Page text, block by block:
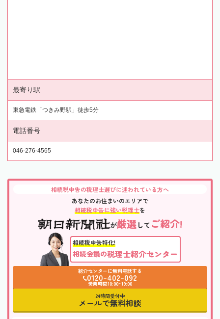
最寄り駅
東急電鉄「つきみ野駅」徒歩5分
電話番号
046-276-4565
相続税申告の税理士選びに迷われている方へ
あなたのお住まいのエリアで
相続税申告に強い税理士を
が厳選して ご紹介!
相続税申告特化!
相続会議の税理士紹介センター
紹介センターに無料電話する
0120-402-092
営業時間10:00~19:00
24時間受付中
メールで無料相談